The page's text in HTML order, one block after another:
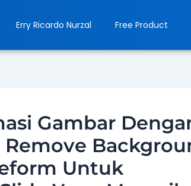
Erry Ricardo Nurzal Free Product
Gambar
Untuk